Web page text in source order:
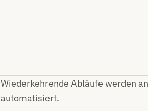
Wiederkehrende Abläufe werden
automatisiert.